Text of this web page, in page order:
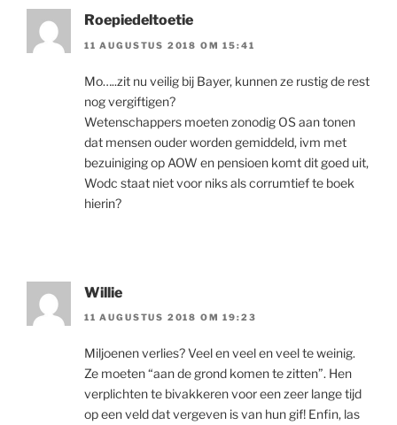
Roepiedeltoetie
11 AUGUSTUS 2018 OM 15:41
Mo…..zit nu veilig bij Bayer, kunnen ze rustig de rest
nog vergiftigen?
Wetenschappers moeten zonodig OS aan tonen
dat mensen ouder worden gemiddeld, ivm met
bezuiniging op AOW en pensioen komt dit goed uit,
Wodc staat niet voor niks als corrumtief te boek
hierin?
Willie
11 AUGUSTUS 2018 OM 19:23
Miljoenen verlies? Veel en veel en veel te weinig.
Ze moeten “aan de grond komen te zitten”. Hen
verplichten te bivakkeren voor een zeer lange tijd
op een veld dat vergeven is van hun gif! Enfin, las